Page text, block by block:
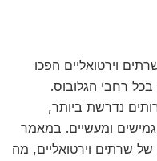
וירטואליים הפכו
בכל רחבי הגלובוס.
נדרשת ביותר,
גמישים ומעשיים. במאמר
שרתים וירטואליים, מה